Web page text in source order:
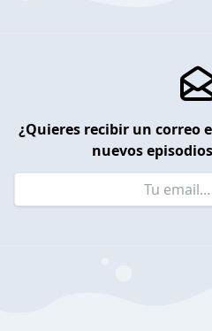
¿Quieres recibir un correo
nuevos